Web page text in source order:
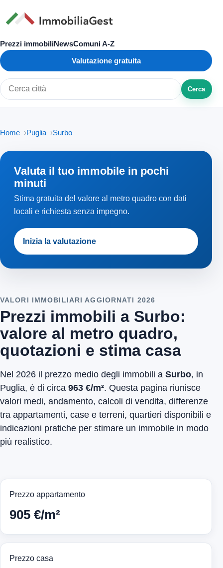
Prezzi immobiliNewsComuni A-Z
Valutazione gratuita
Cerca città o zona
Cerca
Home Puglia Surbo
Valuta il tuo immobile in pochi
minuti
Stima gratuita del valore al metro quadro con dati
locali e richiesta senza impegno.
Inizia la valutazione
VALORI IMMOBILIARI AGGIORNATI 2026
Prezzi immobili a Surbo:
valore al metro quadro,
quotazioni e stima casa
Nel 2026 il prezzo medio degli immobili a Surbo, in
Puglia, è di circa 963 €/m². Questa pagina riunisce
valori medi, andamento, calcoli di vendita, differenze
tra appartamenti, case e terreni, quartieri disponibili e
indicazioni pratiche per stimare un immobile in modo
più realistico.
Prezzo appartamento
905 €/m²
Prezzo casa